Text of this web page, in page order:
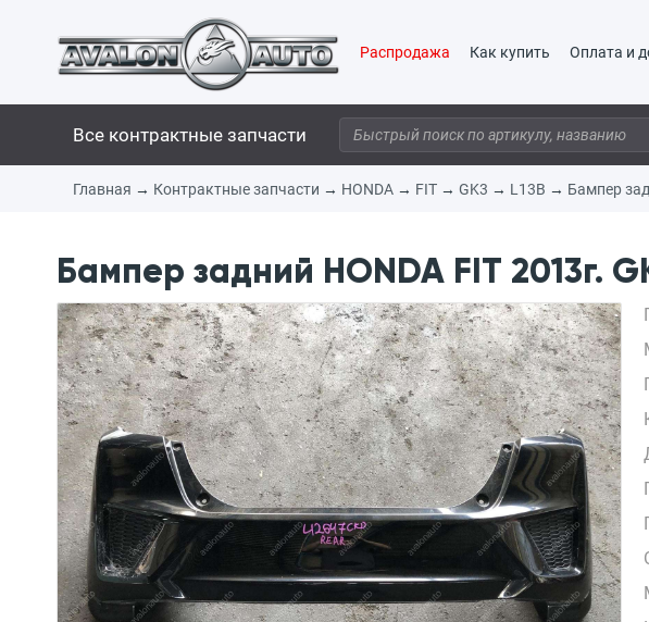
Распродажа Как купить Оплата и
Все контрактные запчасти
Главная → Контрактные запчасти → HONDA → FIT → GK3 → L13B → Бампер
Бампер задний HONDA FIT 2013г.